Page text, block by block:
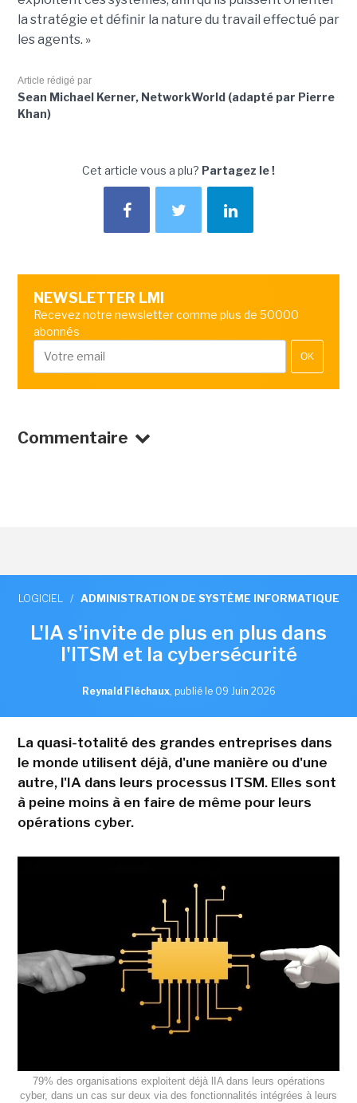
la stratégie et définir la nature du travail effectué par
les agents. »
Article rédigé par
Sean Michael Kerner, NetworkWorld (adapté par Pierre
Khan)
Cet article vous a plu? Partagez le !
NEWSLETTER LMI
Recevez notre newsletter comme plus de 50000
abonnés
OK
Commentaire
LOGICIEL / ADMINISTRATION DE SYSTÈME INFORMATIQUE
L'IA s'invite de plus en plus dans
l'ITSM et la cybersécurité
Reynald Fléchaux, publié le 09 Juin 2026
La quasi-totalité des grandes entreprises dans
le monde utilisent déjà, d'une manière ou d'une
autre, l'IA dans leurs processus ITSM. Elles sont
à peine moins à en faire de même pour leurs
opérations cyber.
79% des organisations exploitent déjà lIA dans leurs opérations
cyber, dans un cas sur deux via des fonctionnalités intégrées à leurs